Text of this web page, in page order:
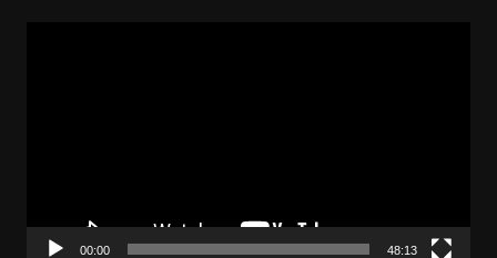
00:00 48:13